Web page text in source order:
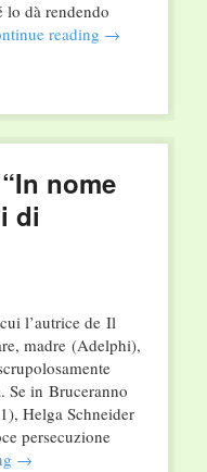
lo dà rendendo
reading →
nome
di
l’autrice de Il
madre (Adelphi),
Se in Bruceranno
Helga Schneider
persecuzione
→